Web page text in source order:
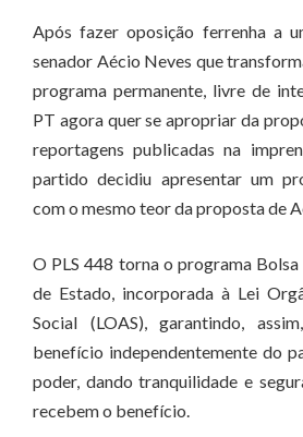
Após fazer oposição ferrenha a
senador Aécio Neves que
programa permanente, livre de
PT agora quer se apropriar da
reportagens publicadas na
partido decidiu apresentar um
com o mesmo teor da proposta de
O PLS 448 torna o programa
de Estado, incorporada à Lei
Social (LOAS), garantindo,
benefício independentemente do
poder, dando tranquilidade e
recebem o benefício.